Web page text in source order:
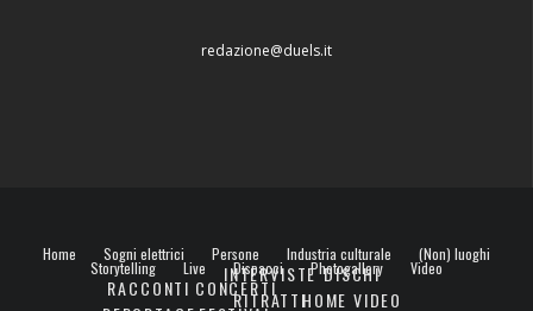
redazione@duels.it
Home Sogni elettrici Persone
INTERVISTE
RITRATTI
Industria culturale
DISCHI
HOME VIDEO
(Non) luoghi
Storytelling
RACCONTI
Live
CONCERTI
Dispacci Photogallery Video